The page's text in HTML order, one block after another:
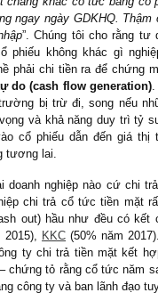
doanh của họ không
lớn hơn nhu cầu vốn.
tức tiền mặt chứng
vững
hết, cổ tức tiền mặt
đến cổ đông trên tư
tiền mặt thừa đó dùng
nhiều nhà đầu cơ/môi
ngay ngày GDKHQ.
nhập ”. Chúng tôi cho
cổ phiếu không khác gì
hề phải chi tiền ra để
tự do (cash flow
trường bị trừ đi, song